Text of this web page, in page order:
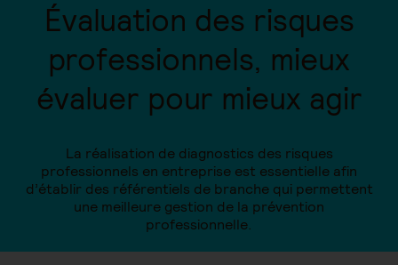
Évaluation des risques
professionnels, mieux
évaluer pour mieux agir
La réalisation de diagnostics des risques
professionnels en entreprise est essentielle afin
d’établir des référentiels de branche qui permettent
une meilleure gestion de la prévention
professionnelle.